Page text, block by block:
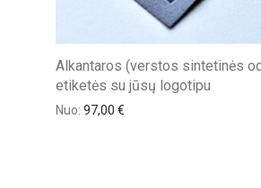
Alkantaros (verstos sintetinės
etiketės su jūsų logotipu
Nuo: 97,00 €